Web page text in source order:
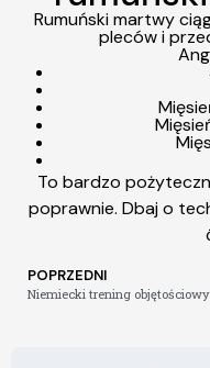
Rumuński martwy
pleców i
To bardzo
poprawnie. Dbaj o
POPRZEDNI